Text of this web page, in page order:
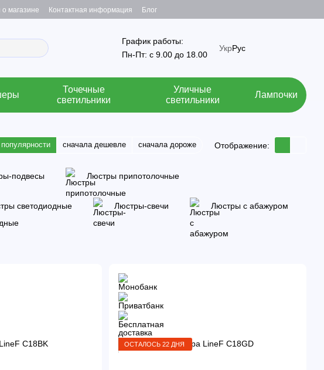
магазине Контактная информация Блог
График работы:
Пн-Пт: с 9.00 до 18.00
УкрРус
Точечные
светильники
Уличные
светильники
Лампочки
сначала дешевле сначала дороже Отображение:
подвесы Люстры припотолочные
светодиодные Люстры-свечи Люстры с абажуром
ОСТАЛОСЬ 22 ДНЯ